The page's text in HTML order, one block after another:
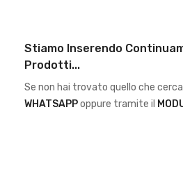
Stiamo Inserendo
Prodotti...
Se non hai trovato quello che
WHATSAPPoppure tramite il